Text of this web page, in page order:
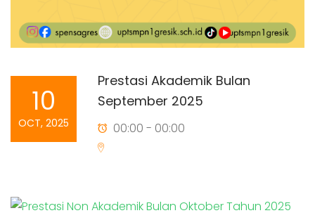
10
OCT, 2025
Prestasi Akademik Bulan
September 2025
00:00 - 00:00